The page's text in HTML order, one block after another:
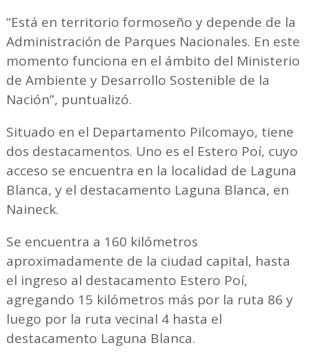
“Está en territorio formoseño y depende de la
Administración de Parques Nacionales. En este
momento funciona en el ámbito del Ministerio
de Ambiente y Desarrollo Sostenible de la
Nación”, puntualizó.
Situado en el Departamento Pilcomayo, tiene
dos destacamentos. Uno es el Estero Poí, cuyo
acceso se encuentra en la localidad de Laguna
Blanca, y el destacamento Laguna Blanca, en
Naineck.
Se encuentra a 160 kilómetros
aproximadamente de la ciudad capital, hasta
el ingreso al destacamento Estero Poí,
agregando 15 kilómetros más por la ruta 86 y
luego por la ruta vecinal 4 hasta el
destacamento Laguna Blanca.